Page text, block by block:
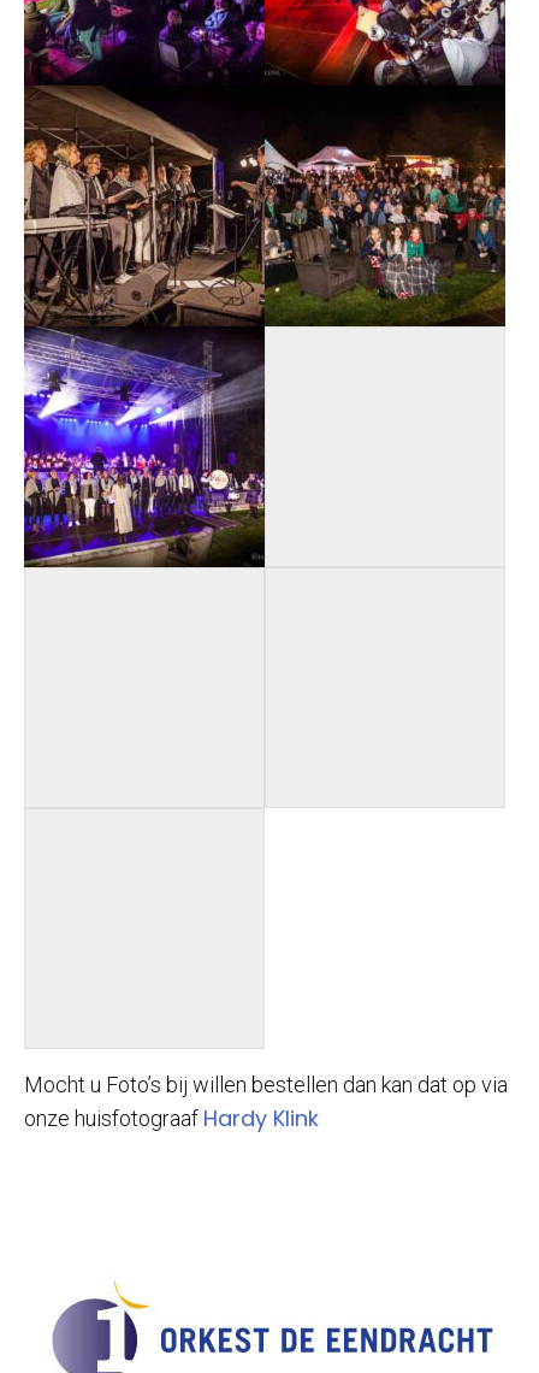
Mocht u Foto’s bij willen bestellen dan kan dat op via
onze huisfotograaf Hardy Klink